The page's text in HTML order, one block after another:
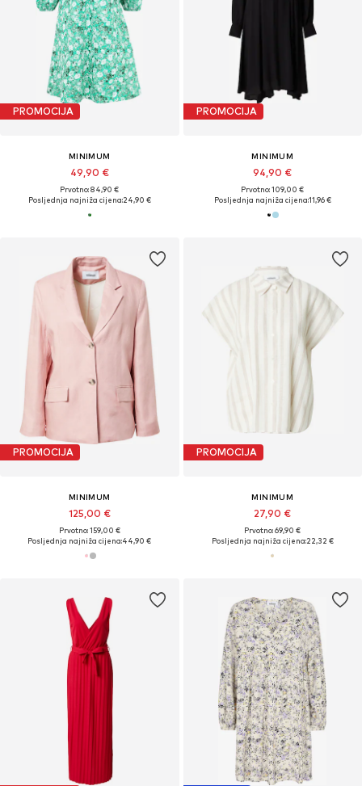
PROMOCIJA
MINIMUM
49,90 €
Prvotno: 84,90 €
Posljednja najniža cijena:24,90 €
PROMOCIJA
MINIMUM
94,90 €
Prvotno: 109,00 €
Posljednja najniža cijena:11,96 €
PROMOCIJA
MINIMUM
125,00 €
Prvotno: 159,00 €
Posljednja najniža cijena:44,90 €
PROMOCIJA
MINIMUM
27,90 €
Prvotno: 69,90 €
Posljednja najniža cijena:22,32 €